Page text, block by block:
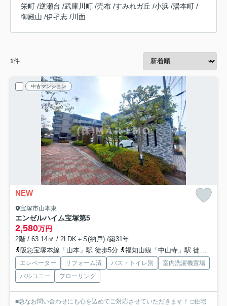
栄町 /逆瀬台 /武庫川町 /売布 /すみれガ丘 /小浜 /湯本町 /
御殿山 /伊孑志 /川面
1件
中古マンション
NEW
宝塚市山本東
エンゼルハイム宝塚第5
2,580万円
2階 / 63.14㎡ / 2LDK＋S(納戸) /築31年
阪急宝塚本線「山本」駅 徒歩5分
福知山線「中山寺」駅 徒歩19分
エレベーター リフォーム済 バス・トイレ別
室内洗濯機置場
バルコニー
フローリング
■急なお問い合わせにも心を込めてご対応させていただきます！ □住宅